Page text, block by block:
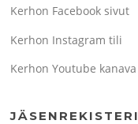
Kerhon Facebook sivut
Kerhon Instagram tili
Kerhon Youtube kanava
JÄSENREKISTERI